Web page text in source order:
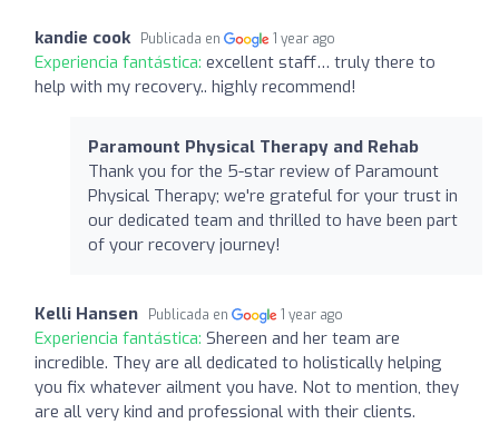
kandie cook Publicada en 1 year ago
Experiencia fantástica: excellent staff… truly there to
help with my recovery.. highly recommend!
Paramount Physical Therapy and Rehab
Thank you for the 5-star review of Paramount
Physical Therapy; we're grateful for your trust in
our dedicated team and thrilled to have been part
of your recovery journey!
Kelli Hansen Publicada en 1 year ago
Experiencia fantástica: Shereen and her team are
incredible. They are all dedicated to holistically helping
you fix whatever ailment you have. Not to mention, they
are all very kind and professional with their clients.